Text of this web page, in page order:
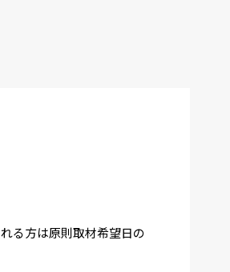
る方は原則取材希望日の